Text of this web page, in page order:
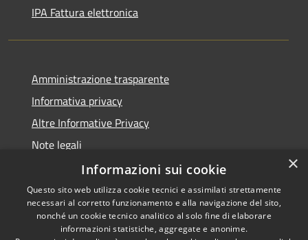
IPA Fattura elettronica
Amministrazione trasparente
Informativa privacy
Altre Informative Privacy
Note legali
Dichiarazione di accessibilità
RSS Copyright © 2026 • Comune di
×
Informazioni sui cookie
Questo sito web utilizza cookie tecnici e assimilati strettamente
necessari al corretto funzionamento e alla navigazione del sito,
nonché un cookie tecnico analitico al solo fine di elaborare
informazioni statistiche, aggregate e anonime.